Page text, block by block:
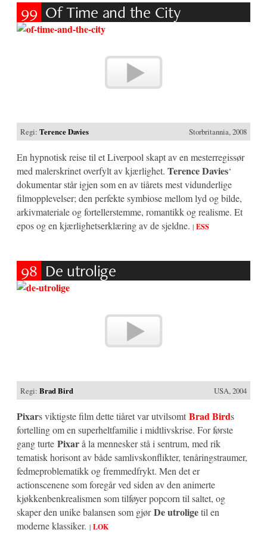
99 Of Time and the City
Regi:Terence Davies Storbritannia, 2008
En hypnotisk reise til et Liverpool skapt av en mesterregissør
med malerskrinet overfylt av kjærlighet. Terence Davies‘
dokumentar står igjen som en av tiårets mest vidunderlige
filmopplevelser; den perfekte symbiose mellom lyd og bilde,
arkivmateriale og fortellerstemme, romantikk og realisme. Et
epos og en kjærlighetserklæring av de sjeldne. | ESS
98 De utrolige
Regi:Brad Bird USA, 2004
Pixars viktigste film dette tiåret var utvilsomt Brad Birds
fortelling om en superheltfamilie i midtlivskrise. For første
gang turte Pixarå la mennesker stå i sentrum, med rik
tematisk horisont av både samlivskonflikter, tenåringstraumer,
fedmeproblematikk og fremmedfrykt. Men det er
actionscenene som foregår ved siden av den animerte
kjøkkenbenkrealismen som tilføyer popcorn til saltet, og
skaper den unike balansen som gjørDe utroligetil en
moderne klassiker. | LOK